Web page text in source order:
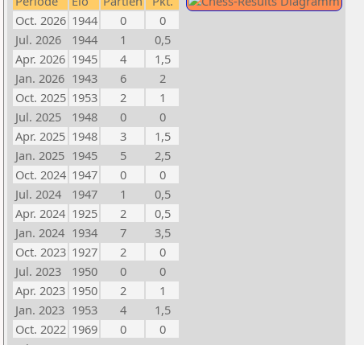
Oct. 2026 1944 0
0
Jul. 2026
1944 1
0,5
Apr. 2026 1945 4
1,5
Jan. 2026 1943 6
2
Oct. 2025 1953 2
1
Jul. 2025
1948 0
0
Apr. 2025 1948 3
1,5
Jan. 2025 1945 5
2,5
Oct. 2024 1947 0
0
Jul. 2024
1947 1
0,5
Apr. 2024 1925 2
0,5
Jan. 2024 1934 7
3,5
Oct. 2023 1927 2
0
Jul. 2023
1950 0
0
Apr. 2023 1950 2
1
Jan. 2023 1953 4
1,5
Oct. 2022 1969 0
0